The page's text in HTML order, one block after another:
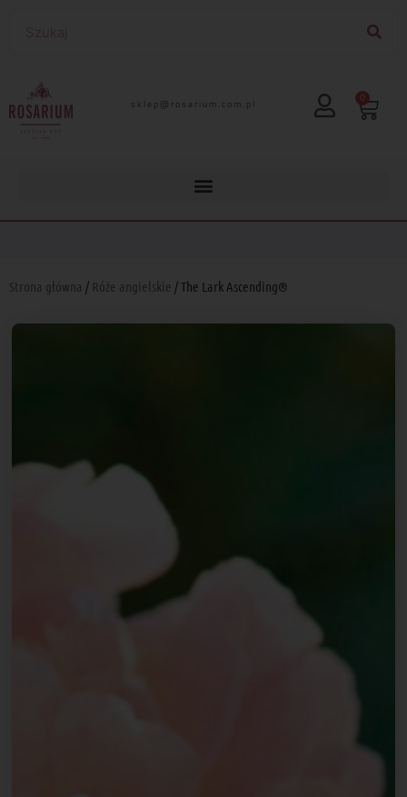
lp.moc.muirasor@pelks 0
Strona główna / Róże angielskie / The Lark Ascending®